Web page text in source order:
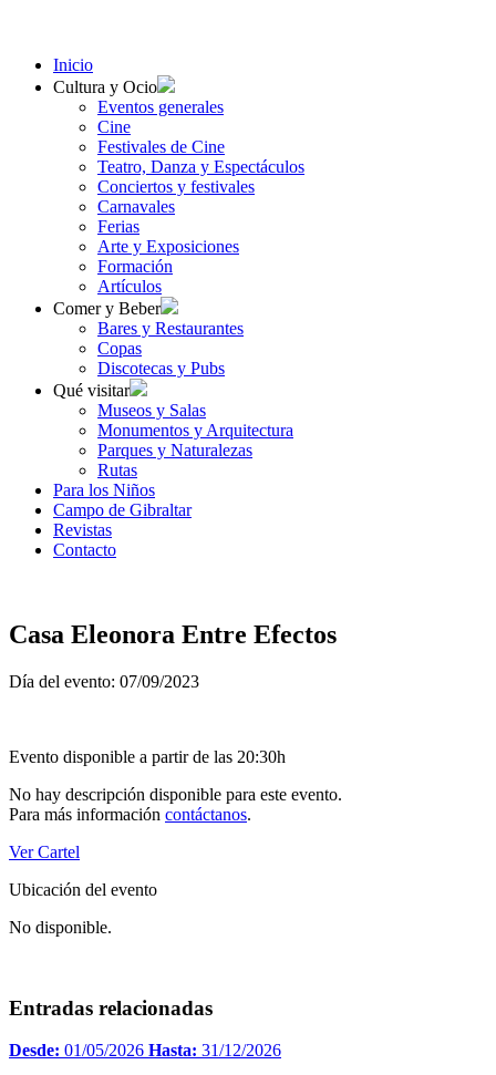
Inicio
Cultura y Ocio
Eventos generales
Cine
Festivales de Cine
Teatro, Danza y Espectáculos
Conciertos y festivales
Carnavales
Ferias
Arte y Exposiciones
Formación
Artículos
Comer y Beber
Bares y Restaurantes
Copas
Discotecas y Pubs
Qué visitar
Museos y Salas
Monumentos y Arquitectura
Parques y Naturalezas
Rutas
Para los Niños
Campo de Gibraltar
Revistas
Contacto
Casa Eleonora Entre Efectos
Día del evento: 07/09/2023
Evento disponible a partir de las 20:30h
No hay descripción disponible para este evento.
Para más información contáctanos.
Ver Cartel
Ubicación del evento
No disponible.
Entradas relacionadas
Desde: 01/05/2026 Hasta: 31/12/2026